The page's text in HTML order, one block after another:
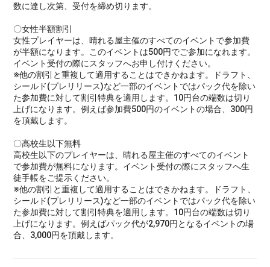
数に達し次第、受付を締め切ります。
〇女性半額割引
女性プレイヤーは、晴れる屋主催のすべてのイベントで参加費
が半額になります。このイベントは500円でご参加になれます。
イベント受付の際にスタッフへお申し付けください。
※他の割引と重複して適用することはできかねます。ドラフト、
シールド(プレリリース)など一部のイベントではパック代を除い
た参加費に対して割引特典を適用します。10円台の端数は切り
上げになります。例えば参加費500円のイベントの場合、300円
を頂戴します。
〇高校生以下無料
高校生以下のプレイヤーは、晴れる屋主催のすべてのイベント
で参加費が無料になります。イベント受付の際にスタッフへ生
徒手帳をご提示ください。
※他の割引と重複して適用することはできかねます。ドラフト、
シールド(プレリリース)など一部のイベントではパック代を除い
た参加費に対して割引特典を適用します。10円台の端数は切り
上げになります。例えばパック代が2,970円となるイベントの場
合、3,000円を頂戴します。